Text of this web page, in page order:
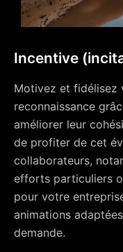
Incentive
Motivez et fidélisez
reconnaissance
améliorer leur
de profiter de cet
collaborateurs,
efforts particuliers
pour votre
animations
demande.